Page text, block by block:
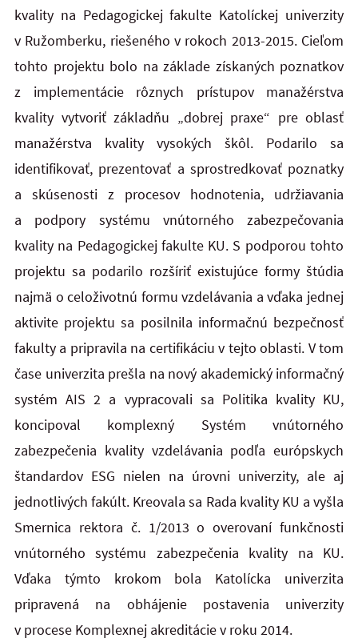
kvality na Pedagogickej fakulte Katolíckej univerzity
v Ružomberku, riešeného v rokoch 2013-2015. Cieľom
tohto projektu bolo na základe získaných poznatkov
z implementácie rôznych prístupov manažérstva
kvality vytvoriť základňu „dobrej praxe“ pre oblasť
manažérstva kvality vysokých škôl. Podarilo sa
identifikovať, prezentovať a sprostredkovať poznatky
a skúsenosti z procesov hodnotenia, udržiavania
a podpory systému vnútorného zabezpečovania
kvality na Pedagogickej fakulte KU. S podporou tohto
projektu sa podarilo rozšíriť existujúce formy štúdia
najmä o celoživotnú formu vzdelávania a vďaka jednej
aktivite projektu sa posilnila informačnú bezpečnosť
fakulty a pripravila na certifikáciu v tejto oblasti. V tom
čase univerzita prešla na nový akademický informačný
systém AIS 2 a vypracovali sa Politika kvality KU,
koncipoval komplexný Systém vnútorného
zabezpečenia kvality vzdelávania podľa európskych
štandardov ESG nielen na úrovni univerzity, ale aj
jednotlivých fakúlt. Kreovala sa Rada kvality KU a vyšla
Smernica rektora č. 1/2013 o overovaní funkčnosti
vnútorného systému zabezpečenia kvality na KU.
Vďaka týmto krokom bola Katolícka univerzita
pripravená na obhájenie postavenia univerzity
v procese Komplexnej akreditácie v roku 2014.